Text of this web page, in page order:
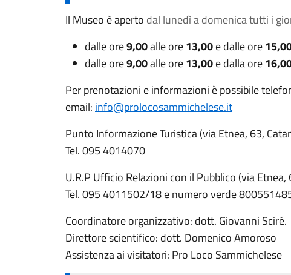
Il Museo è aperto dal lunedì a domenicatutti i
dalle ore9,00alle ore13,00e dalle ore
dalle ore9,00alle ore13,00e dalla ore
Per prenotazioni e informazioni è possibile
email: info@prolocosammichelese.it
Punto Informazione Turistica (via Etnea, 63,
Tel. 095 4014070
U.R.P Ufficio Relazioni con il Pubblico (via Etnea,
Tel. 095 4011502/18 e numero verde
Coordinatore organizzativo: dott. Giovanni Sciré.
Direttore scientifico: dott. Domenico Amoroso
Assistenza ai visitatori: Pro Loco Sammichelese